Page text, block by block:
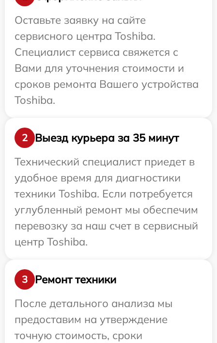
Оставьте заявку на сайте
сервисного центра Toshiba.
Специалист сервиса свяжется с
Вами для уточнения стоимости и
сроков ремонта Вашего устройства
Toshiba.
2
Выезд курьера за 35 минут
Технический специалист приедет в
удобное время для диагностики
техники Toshiba. Если потребуется
углубленный ремонт мы обеспечим
перевозку за наш счет в сервисный
центр Toshiba.
3
Ремонт техники
После детального анализа мы
предоставим на утверждение
точную стоимость, сроки